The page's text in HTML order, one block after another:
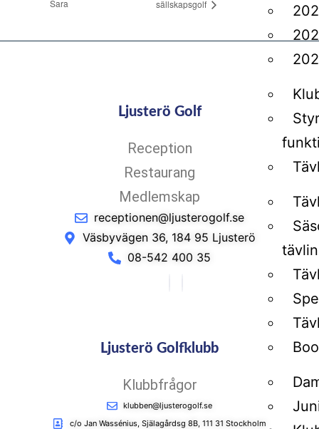
Sara
sällskapsgolf
Ljusterö Golf
Reception
Restaurang
Medlemskap
receptionen@ljusterogolf.se
Väsbyvägen 36, 184 95 Ljusterö
08-542 400 35
Ljusterö Golfklubb
Klubbfrågor
klubben@ljusterogolf.se
c/o Jan Wassénius, Själagårdsg 8B, 111 31 Stockholm